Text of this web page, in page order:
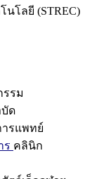
นโลยี (STREC)
รรม
ด
รแพทย์
ร คลินิก